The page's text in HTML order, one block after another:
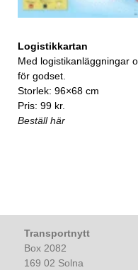
Logistikkartan
Med logistikanläggningar
för godset.
Storlek: 96×68 cm
Pris: 99 kr.
Beställ här
Transportnytt
Box 2082
169 02 Solna